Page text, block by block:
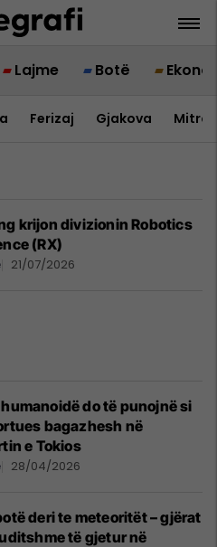
Lajme Botë
Ferizaj Gjakova
krijon divizionin Robotics
(RX)
21/07/2026
do të punojnë si
bagazhesh në
e Tokios
28/04/2026
deri te meteoritët – gjërat
të gjetur në